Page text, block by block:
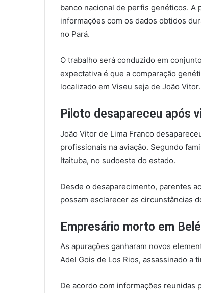
banco nacional de perfis genéticos. A
informações com os dados obtidos
no Pará.
O trabalho será conduzido em
expectativa é que a comparação
localizado em Viseu seja de João Vitor.
Piloto desapareceu após
João Vitor de Lima Franco
profissionais na aviação. Segundo
Itaituba, no sudoeste do estado.
Desde o desaparecimento, parentes
possam esclarecer as circunstâncias
Empresário morto em
As apurações ganharam novos
Adel Gois de Los Rios, assassinado a
De acordo com informações reunidas